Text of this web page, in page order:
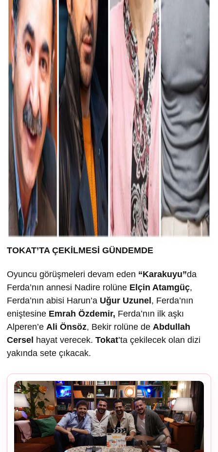
TOKAT’TA ÇEKİLMESİ GÜNDEMDE
Oyuncu görüşmeleri devam eden “Karakuyu”da
Ferda’nın annesi Nadire rolüne Elçin Atamgüç,
Ferda’nın abisi Harun’a Uğur Uzunel , Ferda’nın
eniştesine Emrah Özdemir, Ferda’nın ilk aşkı
Alperen’e Ali Önsöz, Bekir rolüne de Abdullah
Cersel hayat verecek. Tokat’ta çekilecek olan dizi
yakında sete çıkacak.